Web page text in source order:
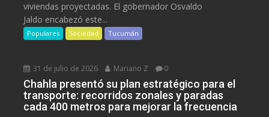
viviendas proyectadas. El gobernador Osvaldo
Jaldo encabezó este...
Populares Sociedad Tucumán
31 de julio de 2026 Mariano Z 0
Chahla presentó su plan estratégico para el
transporte: recorridos zonales y paradas
cada 400 metros para mejorar la frecuencia